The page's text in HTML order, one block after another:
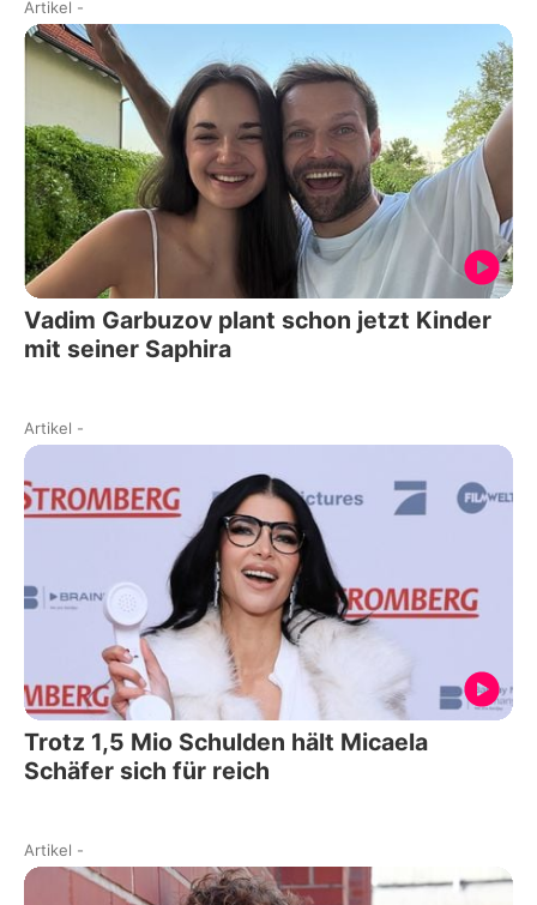
Artikel -
Vadim Garbuzov plant schon jetzt Kinder
mit seiner Saphira
Artikel -
Trotz 1,5 Mio Schulden hält Micaela
Schäfer sich für reich
Artikel -